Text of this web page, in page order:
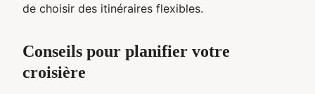
de choisir des itinéraires flexibles.
Conseils pour planifier votre
croisière